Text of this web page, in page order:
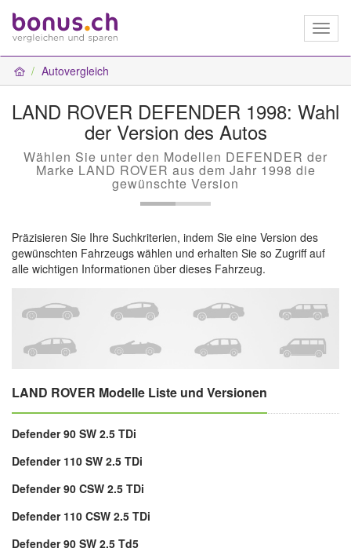
Autovergleich
LAND ROVER DEFENDER 1998: Wahl
der Version des Autos
Wählen Sie unter den Modellen DEFENDER der
Marke LAND ROVER aus dem Jahr 1998 die
gewünschte Version
Präzisieren Sie Ihre Suchkriterien, indem Sie eine Version des
gewünschten Fahrzeugs wählen und erhalten Sie so Zugriff auf
alle wichtigen Informationen über dieses Fahrzeug.
LAND ROVER Modelle Liste und Versionen
Defender 90 SW 2.5 TDi
Defender 110 SW 2.5 TDi
Defender 90 CSW 2.5 TDi
Defender 110 CSW 2.5 TDi
Defender 90 SW 2.5 Td5